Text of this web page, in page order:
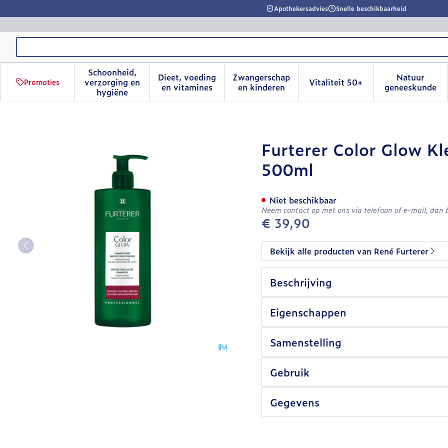
Apothekersadvies Snelle beschikbaarheid
Promoties
Schoonheid,
verzorging en
hygiëne
Toon submenu voor Schoonheid, verzorging en hygiëne categorie
Dieet, voeding
en vitaminesToon submenu voor Dieet, voeding en vitamines categorie
Zwangerschap
en kinderenToon submenu voor Zwangerschap en
Vitaliteit 50+Toon submenu voor
Natuur
geneeskunde
Toon
Furterer Color Glow Kleurbeschermende Sh 500ml
Furterer Color Glow
500ml
€ 39,90
Niet beschikbaar
Neem contact op met ons via telefoon of e-mail, dan
Bekijk alle producten van René Furterer
Beschrijving
Eigenschappen
Samenstelling
Gebruik
Gegevens